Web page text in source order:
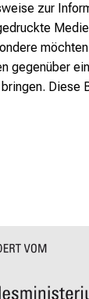
zur
gegenüber
Diese